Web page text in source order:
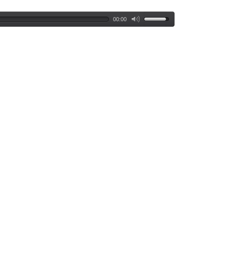
00:00